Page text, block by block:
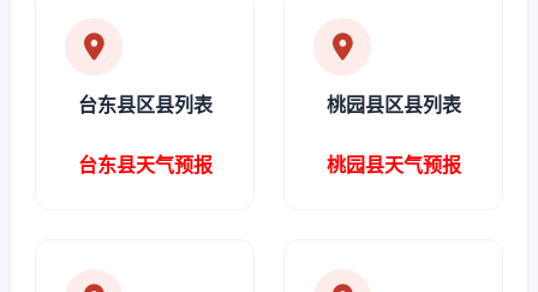
台东县区县列表
台东县天气预报
桃园县区县列表
桃园县天气预报